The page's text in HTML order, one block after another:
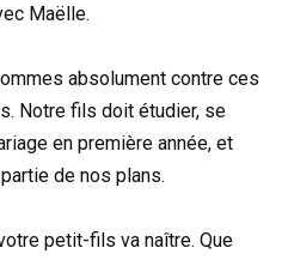
Maëlle.
absolument contre ces
Notre fils doit étudier, se
en première année, et
de nos plans.
petit-fils va naître. Que